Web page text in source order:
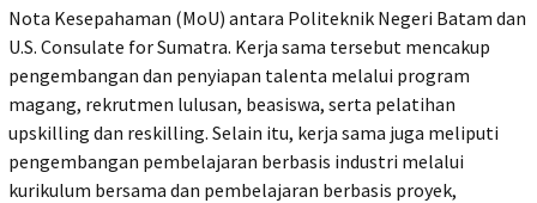
Nota Kesepahaman (MoU) antara Politeknik Negeri Batam dan
U.S. Consulate for Sumatra. Kerja sama tersebut mencakup
pengembangan dan penyiapan talenta melalui program
magang, rekrutmen lulusan, beasiswa, serta pelatihan
upskilling dan reskilling. Selain itu, kerja sama juga meliputi
pengembangan pembelajaran berbasis industri melalui
kurikulum bersama dan pembelajaran berbasis proyek,